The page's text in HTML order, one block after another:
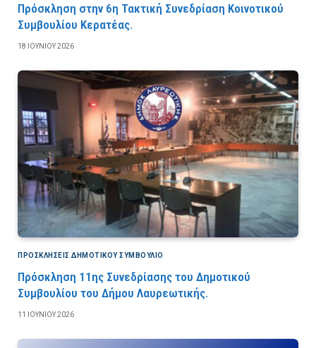
Πρόσκληση στην 6η Τακτική Συνεδρίαση Κοινοτικού
Συμβουλίου Κερατέας.
18 ΙΟΥΝΊΟΥ 2026
ΠΡΟΣΚΛΉΣΕΙΣ ΔΗΜΟΤΙΚΟΎ ΣΥΜΒΟΎΛΙΟ
Πρόσκληση 11ης Συνεδρίασης του Δημοτικού
Συμβουλίου του Δήμου Λαυρεωτικής.
11 ΙΟΥΝΊΟΥ 2026